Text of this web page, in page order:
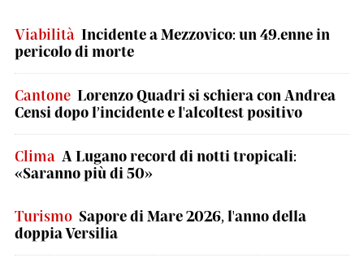
Viabilità Incidente a Mezzovico: un 49.enne in
pericolo di morte
Cantone Lorenzo Quadri si schiera con Andrea
Censi dopo l’incidente e l'alcoltest positivo
Clima A Lugano record di notti tropicali:
«Saranno più di 50»
Turismo Sapore di Mare 2026, l'anno della
doppia Versilia